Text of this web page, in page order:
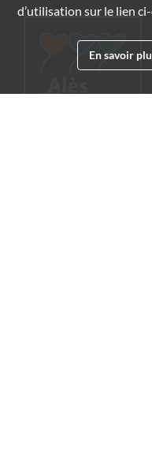
d’utilisation sur le lien
En savoir